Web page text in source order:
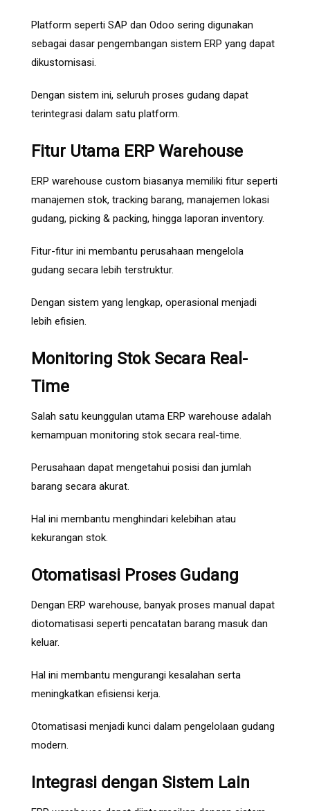
Platform seperti SAP dan Odoo sering digunakan
sebagai dasar pengembangan sistem ERP yang dapat
dikustomisasi.
Dengan sistem ini, seluruh proses gudang dapat
terintegrasi dalam satu platform.
Fitur Utama ERP Warehouse
ERP warehouse custom biasanya memiliki fitur seperti
manajemen stok, tracking barang, manajemen lokasi
gudang, picking & packing, hingga laporan inventory.
Fitur-fitur ini membantu perusahaan mengelola
gudang secara lebih terstruktur.
Dengan sistem yang lengkap, operasional menjadi
lebih efisien.
Monitoring Stok Secara Real-
Time
Salah satu keunggulan utama ERP warehouse adalah
kemampuan monitoring stok secara real-time.
Perusahaan dapat mengetahui posisi dan jumlah
barang secara akurat.
Hal ini membantu menghindari kelebihan atau
kekurangan stok.
Otomatisasi Proses Gudang
Dengan ERP warehouse, banyak proses manual dapat
diotomatisasi seperti pencatatan barang masuk dan
keluar.
Hal ini membantu mengurangi kesalahan serta
meningkatkan efisiensi kerja.
Otomatisasi menjadi kunci dalam pengelolaan gudang
modern.
Integrasi dengan Sistem Lain